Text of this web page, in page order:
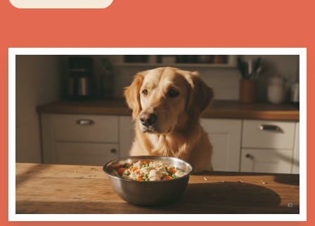
KIBILD MIT